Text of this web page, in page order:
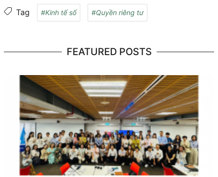
Tag #Kinh tế số #Quyền riêng tư
FEATURED POSTS